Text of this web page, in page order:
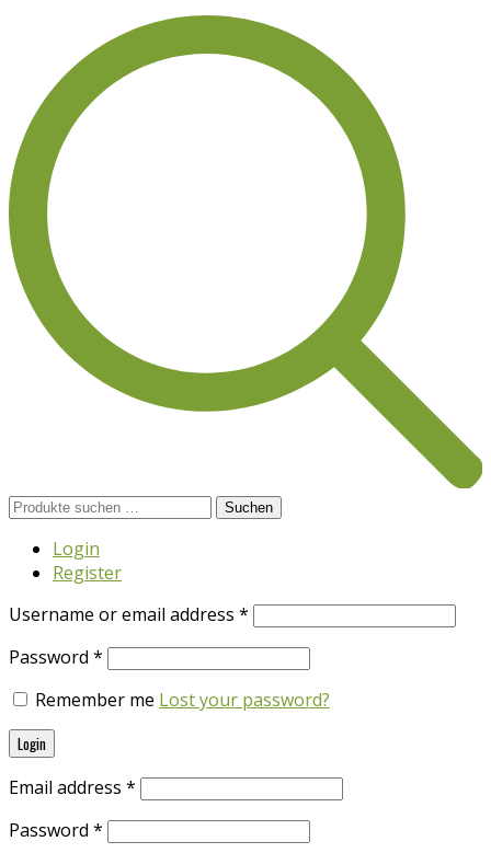
Suchen
Suchen
Login
Register
Username or email address *
Password *
Remember me Lost your password?
Login
Email address *
Password *